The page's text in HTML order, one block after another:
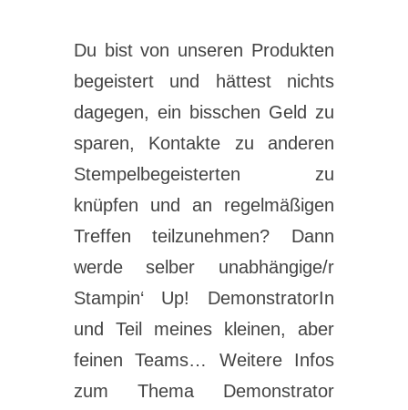
Du bist von unseren Produkten
begeistert und hättest nichts
dagegen, ein bisschen Geld zu
sparen, Kontakte zu anderen
Stempelbegeisterten zu
knüpfen und an regelmäßigen
Treffen teilzunehmen? Dann
werde selber unabhängige/r
Stampin‘ Up! DemonstratorIn
und Teil meines kleinen, aber
feinen Teams… Weitere Infos
zum Thema Demonstrator